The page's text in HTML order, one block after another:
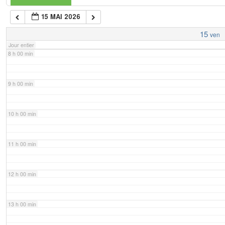
15 MAI 2026
15 ven
Jour entier
7 h 00 min
8 h 00 min
9 h 00 min
10 h 00 min
11 h 00 min
12 h 00 min
13 h 00 min